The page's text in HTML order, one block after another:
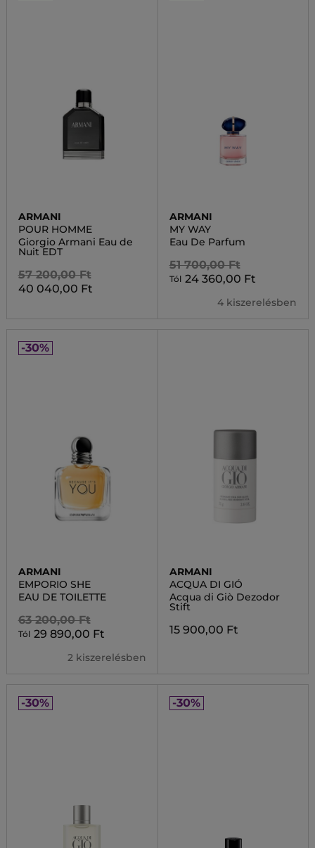
ARMANI
POUR HOMME
Giorgio Armani Eau de
Nuit EDT
57 200,00 Ft
40 040,00 Ft
ARMANI
MY WAY
Eau De Parfum
51 700,00 Ft
Tól 24 360,00 Ft
4 kiszerelésben
-30%
ARMANI
EMPORIO SHE
EAU DE TOILETTE
63 200,00 Ft
Tól 29 890,00 Ft
2 kiszerelésben
ARMANI
ACQUA DI GIÓ
Acqua di Giò Dezodor
Stift
15 900,00 Ft
-30% -30%